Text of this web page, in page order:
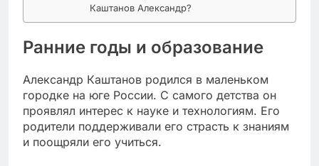
Каштанов Александр?
Ранние годы и образование
Александр Каштанов родился в маленьком
городке на юге России. С самого детства он
проявлял интерес к науке и технологиям. Его
родители поддерживали его страсть к знаниям
и поощряли его учиться.